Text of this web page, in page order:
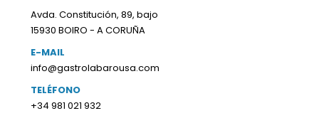
Avda. Constitución, 89, bajo
15930 BOIRO - A CORUÑA
E-MAIL
info@gastrolabarousa.com
TELÉFONO
+34 981 021 932